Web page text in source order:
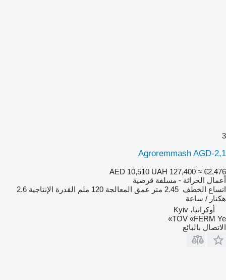
3
Agroremmash AGD-2,1
AED 10,510 UAH 127,400 ≈ €2,476
أعمال الحراثة - مسلفة قرصية
اتساع الخطف 2.45 متر عمق المعالجة 120 ملم القدرة الإنتاجية 2.6
هكتار / ساعة
أوكرانيا، Kyiv
TOV «FERM Ye»
الاتصال بالبائع